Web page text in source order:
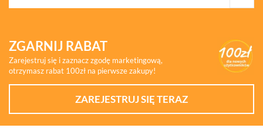
ZGARNIJ RABAT
Zarejestruj się i zaznacz zgodę marketingową,
otrzymasz rabat 100zł na pierwsze zakupy!
ZAREJESTRUJ SIĘ TERAZ